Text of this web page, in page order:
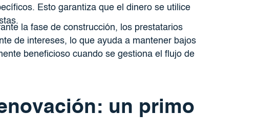
Esto garantiza que el dinero se utilice
la fase de construcción, los prestatarios
de intereses, lo que ayuda a mantener bajos
beneficioso cuando se gestiona el flujo de
un primo